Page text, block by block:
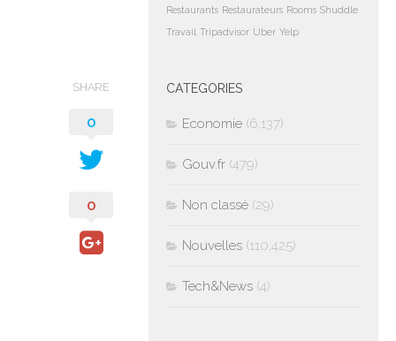
SHARE
0
0
Restaurants Restaurateurs Rooms Shuddle
Travail Tripadvisor Uber Yelp
CATEGORIES
Economie (6,137)
Gouv.fr (479)
Non classé (29)
Nouvelles (110,425)
Tech&News (4)